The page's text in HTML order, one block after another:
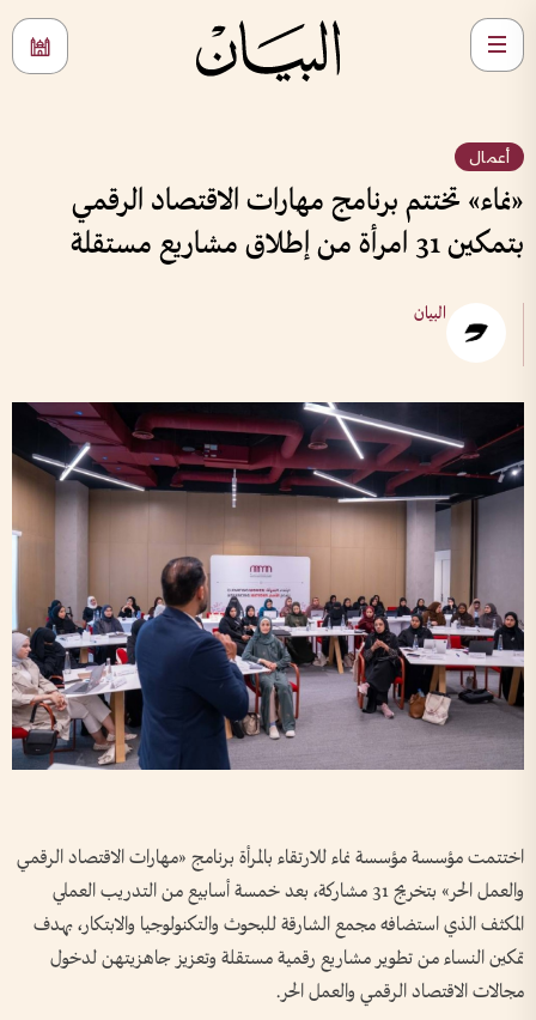
أعمال
«نماء» تختتم برنامج مهارات الاقتصاد الرقمي
بتمكين 31 امرأة من إطلاق مشاريع مستقلة
البيان
اختتمت مؤسسة مؤسسة نماء للارتقاء بالمرأة برنامج «مهارات الاقتصاد الرقمي
والعمل الحر» بتخريج 31 مشاركة، بعد خمسة أسابيع من التدريب العملي
المكثف الذي استضافه مجمع الشارقة للبحوث والتكنولوجيا والابتكار، بهدف
تمكين النساء من تطوير مشاريع رقمية مستقلة وتعزيز جاهزيتهن لدخول
مجالات الاقتصاد الرقمي والعمل الحر.